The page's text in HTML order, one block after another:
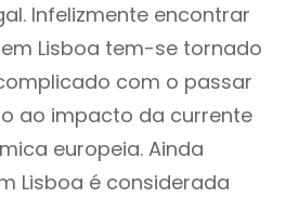
Infelizmente encontrar
Lisboa tem-se tornado
com o passar
ao impacto da currente
europeia. Ainda
Lisboa é considerada